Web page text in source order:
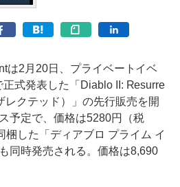
2月20日、プライベートイベ
式発表した「Diablo II: Resurre
レクテッド）」の先行販売を開
予定で、価格は5280円（税
梱した「ディアブロ プライム イ
同時発売される。価格は8,690